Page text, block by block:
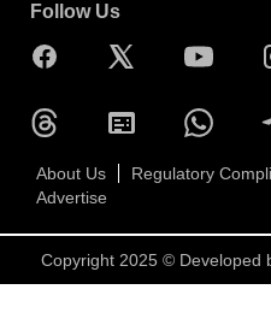
Follow Us
About Us Regulatory
Advertise
Copyright 2025 © Developed